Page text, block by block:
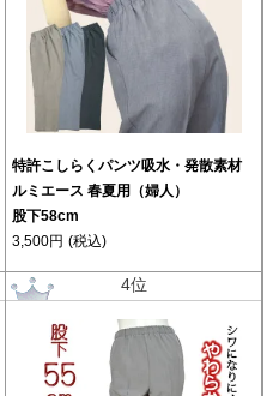
特許こしらくパンツ吸水・発散素材
ルミエース 春夏用（婦人）
股下58cm
3,500円 (税込)
4位